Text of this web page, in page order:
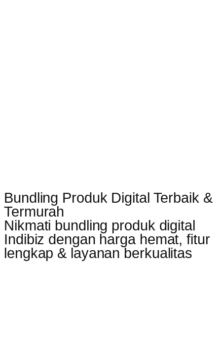
Bundling Produk Digital Terbaik &
Termurah
Nikmati bundling produk digital
Indibiz dengan harga hemat, fitur
lengkap & layanan berkualitas